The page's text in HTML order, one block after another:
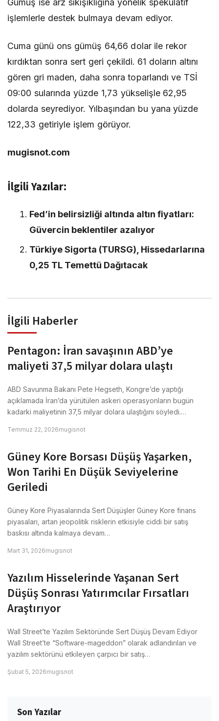
Gümüş ise arz sıkışıklığına yönelik spekülatif
işlemlerle destek bulmaya devam ediyor.
Cuma günü ons gümüş 64,66 dolar ile rekor
kırdıktan sonra sert geri çekildi. 61 doların altını
gören gri maden, daha sonra toparlandı ve TSİ
09:00 sularında yüzde 1,73 yükselişle 62,95
dolarda seyrediyor. Yılbaşından bu yana yüzde
122,33 getiriyle işlem görüyor.
mugisnot.com
İlgili Yazılar:
Fed’in belirsizliği altında altın fiyatları:
Güvercin beklentiler azalıyor
Türkiye Sigorta (TURSG), Hissedarlarına
0,25 TL Temettü Dağıtacak
İlgili Haberler
Pentagon: İran savaşının ABD’ye
maliyeti 37,5 milyar dolara ulaştı
ABD Savunma Bakanı Pete Hegseth, Kongre’de yaptığı
açıklamada İran’da yürütülen askeri operasyonların bugün
kadarki maliyetinin 37,5 milyar dolara ulaştığını söyledi.…
Temmuz 22, 2026mugisnot
Güney Kore Borsası Düşüş Yaşarken,
Won Tarihi En Düşük Seviyelerine
Geriledi
Güney Kore Piyasalarında Sert Düşüşler Güney Kore finans
piyasaları, artan jeopolitik risklerin etkisiyle ciddi bir satış
baskısı altında kalmaya devam…
Mart 31, 2026mugisnot
Yazılım Hisselerinde Yaşanan Sert
Düşüş Sonrası Yatırımcılar Fırsatları
Araştırıyor
Wall Street’te Yazılım Sektöründe Sert Düşüş Devam Ediyor
Wall Street’te “Software-mageddon” olarak adlandırılan ve
yazılım sektörünü etkileyen çarpıcı bir satış…
Şubat 5, 2026mugisnot
Son Yazılar